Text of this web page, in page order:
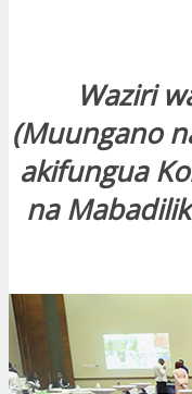
Waziri
(Muungano
akifungua
na